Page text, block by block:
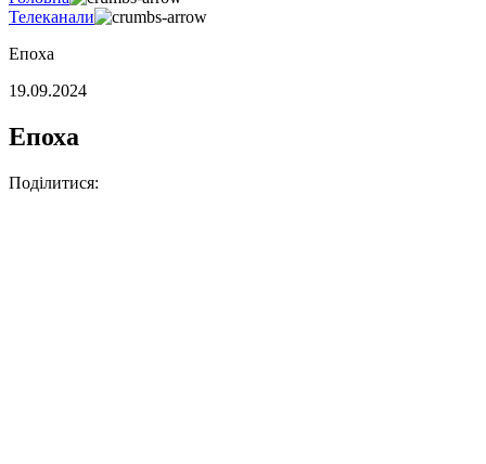
Телеканали
Епоха
19.09.2024
Епоха
Поділитися: